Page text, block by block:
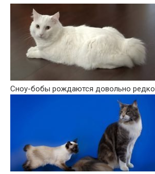
Сноу-бобы рождаются довольно редко